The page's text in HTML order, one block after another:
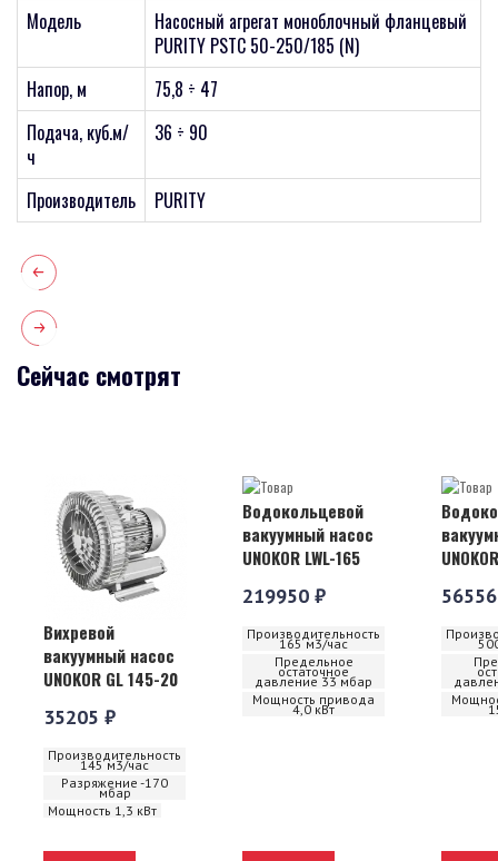
Модель
Насосный агрегат моноблочный фланцевый
PURITY PSTC 50-250/185 (N)
Напор, м
75,8 ÷ 47
Подача, куб.м/
ч
36 ÷ 90
Производитель PURITY
Сейчас смотрят
Вихревой
вакуумный насос
UNOKOR GL 145-20
35205 ₽
Производительность
145 м3/час
Разряжение -170
мбар
Мощность 1,3 кВт
Водокольцевой
вакуумный насос
UNOKOR LWL-165
219950 ₽
Производительность
165 м3/час
Предельное
остаточное
давление 33 мбар
Мощность привода
4,0 кВт